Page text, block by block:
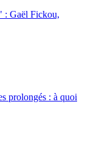
: Gaël Fickou,
prolongés : à quoi